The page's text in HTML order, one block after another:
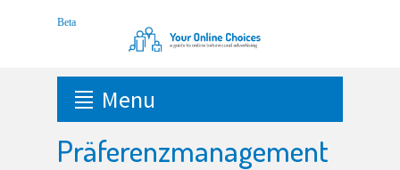
Menu
Präferenzmanagement